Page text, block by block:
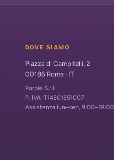
DOVE SIAMO
Piazza di Campitelli, 2
00186 Roma · IT
Purple S.r.l.
P. IVA IT14501551007
Assistenza lun–ven, 9:00–18:00